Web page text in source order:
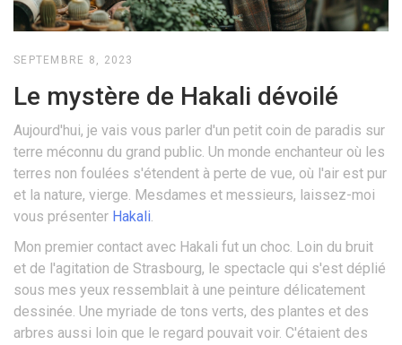
SEPTEMBRE 8, 2023
Le mystère de Hakali dévoilé
Aujourd'hui, je vais vous parler d'un petit coin de paradis sur
terre méconnu du grand public. Un monde enchanteur où les
terres non foulées s'étendent à perte de vue, où l'air est pur
et la nature, vierge. Mesdames et messieurs, laissez-moi
vous présenter Hakali.
Mon premier contact avec Hakali fut un choc. Loin du bruit
et de l'agitation de Strasbourg, le spectacle qui s'est déplié
sous mes yeux ressemblait à une peinture délicatement
dessinée. Une myriade de tons verts, des plantes et des
arbres aussi loin que le regard pouvait voir. C'étaient des